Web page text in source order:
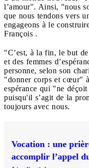
l’amour". Ainsi, "nous
que nous tendons vers
engageons à le
François .
"C’est, à la fin, le but
et des femmes
personne, selon son
"donner corps et cœur"
espérance qui "ne
puisqu'il s’agit de la
toujours avec nous.
Vocation : une
accomplir l’appel